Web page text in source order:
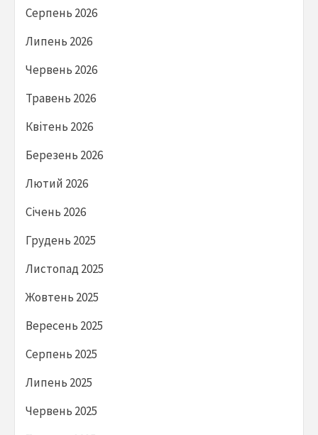
Серпень 2026
Липень 2026
Червень 2026
Травень 2026
Квітень 2026
Березень 2026
Лютий 2026
Січень 2026
Грудень 2025
Листопад 2025
Жовтень 2025
Вересень 2025
Серпень 2025
Липень 2025
Червень 2025